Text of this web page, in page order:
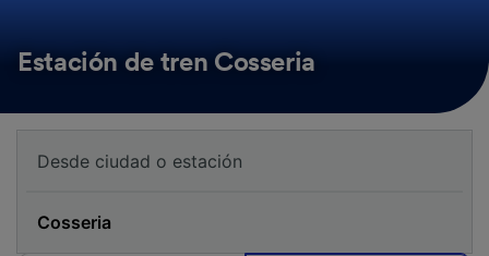
Estación de tren Cosseria